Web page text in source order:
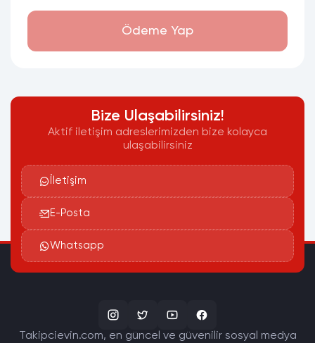
Ödeme Yap
Bize Ulaşabilirsiniz!
Aktif iletişim adreslerimizden bize kolayca
ulaşabilirsiniz
İletişim
E-Posta
Whatsapp
Takipcievin.com, en güncel ve güvenilir sosyal medya